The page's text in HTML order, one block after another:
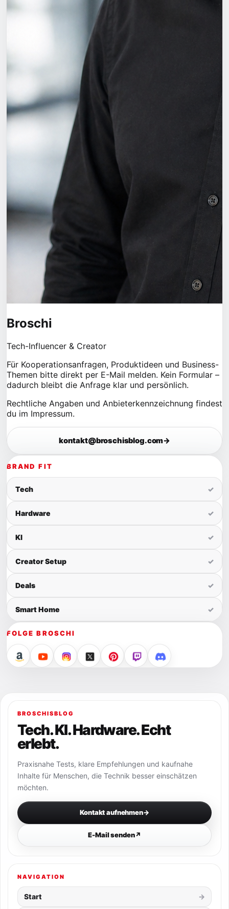
Broschi
Tech-Influencer & Creator
Für Kooperationsanfragen, Produktideen und Business-
Themen bitte direkt per E-Mail melden. Kein Formular –
dadurch bleibt die Anfrage klar und persönlich.
Rechtliche Angaben und Anbieterkennzeichnung findest
du im Impressum.
kontakt@broschisblog.com→
BRAND FIT
Tech ✓
Hardware ✓
KI ✓
Creator Setup ✓
Deals ✓
Smart Home ✓
FOLGE BROSCHI
BROSCHISBLOG
Tech. KI. Hardware. Echt
erlebt.
Praxisnahe Tests, klare Empfehlungen und kaufnahe
Inhalte für Menschen, die Technik besser einschätzen
möchten.
Kontakt aufnehmen→
E-Mail senden↗
NAVIGATION
Start